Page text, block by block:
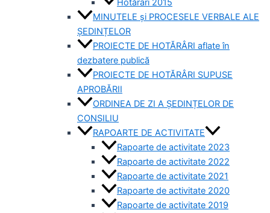
MINUTELE și PROCESELE VERBALE ALE
ȘEDINȚELOR
PROIECTE DE HOTĂRÂRI aflate în
dezbatere publică
PROIECTE DE HOTĂRÂRI SUPUSE
APROBĂRII
ORDINEA DE ZI A ȘEDINȚELOR DE
CONSILIU
RAPOARTE DE ACTIVITATE
Rapoarte de activitate 2023
Rapoarte de activitate 2022
Rapoarte de activitate 2021
Rapoarte de activitate 2020
Rapoarte de activitate 2019